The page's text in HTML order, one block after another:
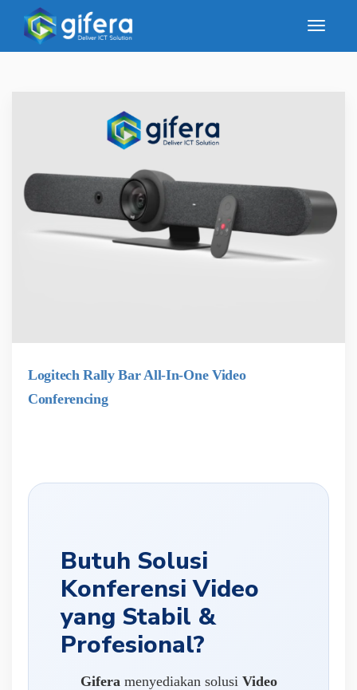
Logitech Rally Bar All-In-One Video
Conferencing
Butuh Solusi
Konferensi Video
yang Stabil &
Profesional?
Gifera menyediakan solusi Video